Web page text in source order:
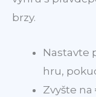
brzy.
Nastavte
hru,
Zvyšte